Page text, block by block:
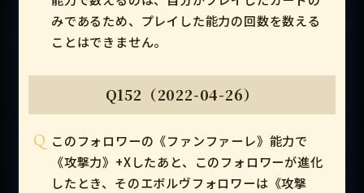
みであるため、プレイした能力の回数を数える
ことはできません。
Q152（2022-04-26）
Q このフォロワーの《ファンファーレ》能力で
《攻撃力》+Xしたあと、このフォロワーが進化
したとき、そのエボルヴフォロワーは《攻撃